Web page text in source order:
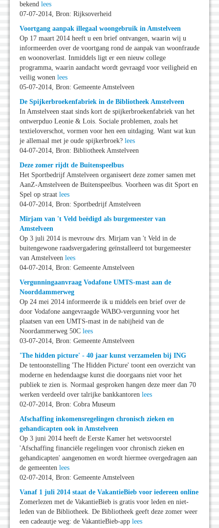
bekend lees
07-07-2014, Bron: Rijksoverheid
Voortgang aanpak illegaal woongebruik in Amstelveen
Op 17 maart 2014 heeft u een brief ontvangen, waarin wij u
informeerden over de voortgang rond de aanpak van woonfraude
en woonoverlast. Inmiddels ligt er een nieuw college
programma, waarin aandacht wordt gevraagd voor veiligheid en
veilig wonen lees
05-07-2014, Bron: Gemeente Amstelveen
De Spijkerbroekenfabriek in de Bibliotheek Amstelveen
In Amstelveen staat sinds kort de spijkerbroekenfabriek van het
ontwerpduo Leonie & Lois. Sociale problemen, zoals het
textieloverschot, vormen voor hen een uitdaging. Want wat kun
je allemaal met je oude spijkerbroek? lees
04-07-2014, Bron: Bibliotheek Amstelveen
Deze zomer rijdt de Buitenspeelbus
Het Sportbedrijf Amstelveen organiseert deze zomer samen met
AanZ-Amstelveen de Buitenspeelbus. Voorheen was dit Sport en
Spel op straat lees
04-07-2014, Bron: Sportbedrijf Amstelveen
Mirjam van 't Veld beëdigd als burgemeester van
Amstelveen
Op 3 juli 2014 is mevrouw drs. Mirjam van 't Veld in de
buitengewone raadsvergadering geïnstalleerd tot burgemeester
van Amstelveen lees
04-07-2014, Bron: Gemeente Amstelveen
Vergunningaanvraag Vodafone UMTS-mast aan de
Noorddammerweg
Op 24 mei 2014 informeerde ik u middels een brief over de
door Vodafone aangevraagde WABO-vergunning voor het
plaatsen van een UMTS-mast in de nabijheid van de
Noordammerweg 50C lees
03-07-2014, Bron: Gemeente Amstelveen
'The hidden picture' - 40 jaar kunst verzamelen bij ING
De tentoonstelling 'The Hidden Picture' toont een overzicht van
moderne en hedendaagse kunst die doorgaans niet voor het
publiek te zien is. Normaal gesproken hangen deze meer dan 70
werken verdeeld over talrijke bankkantoren lees
02-07-2014, Bron: Cobra Museum
Afschaffing inkomensregelingen chronisch zieken en
gehandicapten ook in Amstelveen
Op 3 juni 2014 heeft de Eerste Kamer het wetsvoorstel
'Afschaffing financiële regelingen voor chronisch zieken en
gehandicapten' aangenomen en wordt hiermee overgedragen aan
de gemeenten lees
02-07-2014, Bron: Gemeente Amstelveen
Vanaf 1 juli 2014 staat de VakantieBieb voor iedereen online
Zomerlezen met de VakantieBieb is gratis voor leden en niet-
leden van de Bibliotheek. De Bibliotheek geeft deze zomer weer
een cadeautje weg: de VakantieBieb-app lees